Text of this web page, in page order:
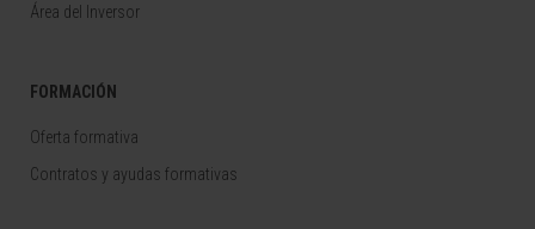
Área del Inversor
FORMACIÓN
Oferta formativa
Contratos y ayudas formativas